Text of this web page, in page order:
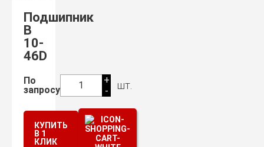
Подшипник
B
10-
46D
По
запросу
1
+
-
шт.
КУПИТЬ
В 1
КЛИК